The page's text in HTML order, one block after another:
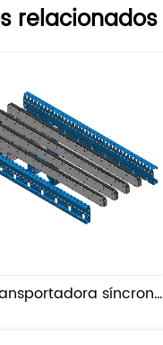
relacionados
síncrona